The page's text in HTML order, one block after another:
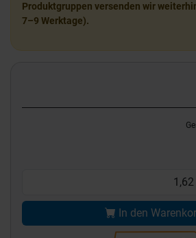
Produktgruppen versenden wir
7–9 Werktage).
In den